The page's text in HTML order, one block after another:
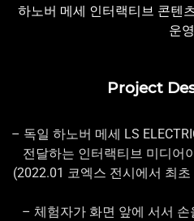
하노버 메세 인터랙티브 콘텐
운영
Project
– 독일 하노버 메세 LS
전달하는 인터랙티브 미디어
(2022.01 코엑스 전시에서 최
– 체험자가 화면 앞에 서서